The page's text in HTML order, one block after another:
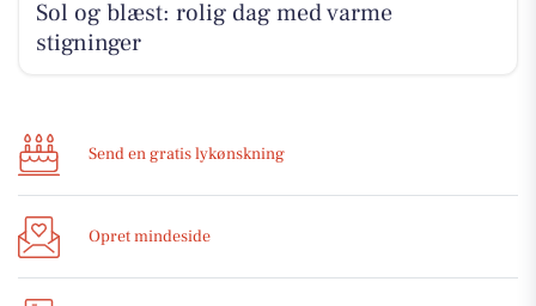
Sol og blæst: rolig dag med varme
stigninger
Send en gratis lykønskning
Opret mindeside